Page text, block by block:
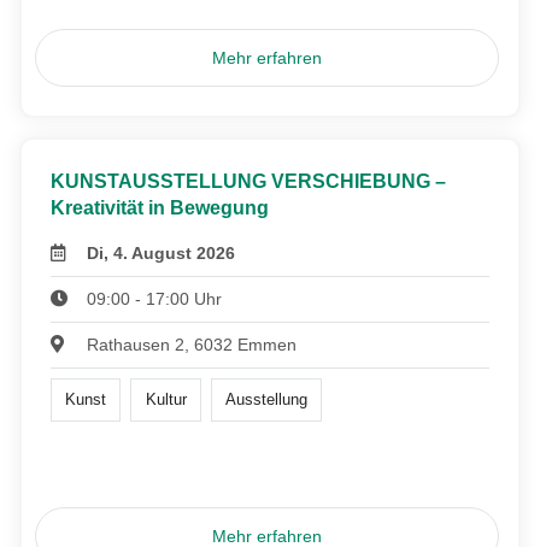
Mehr erfahren
KUNSTAUSSTELLUNG VERSCHIEBUNG –
Kreativität in Bewegung
Di, 4. August 2026
09:00 - 17:00 Uhr
Rathausen 2, 6032 Emmen
Kunst Kultur Ausstellung
Mehr erfahren